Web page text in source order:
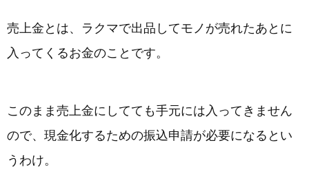
売上金とは、ラクマで出品してモノが売れたあとに
入ってくるお金のことです。
このまま売上金にしてても手元には入ってきません
ので、現金化するための振込申請が必要になるとい
うわけ。